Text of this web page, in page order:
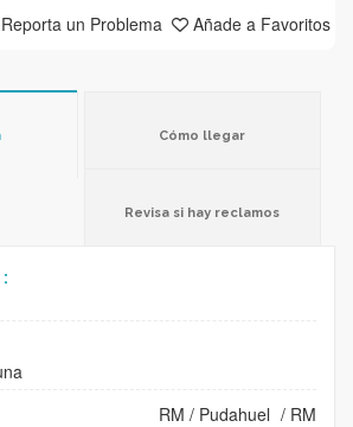
Añade a Favoritos
Reporta un Problema
Cómo llegar
Revisa si hay reclamos
RM / Pudahuel / RM